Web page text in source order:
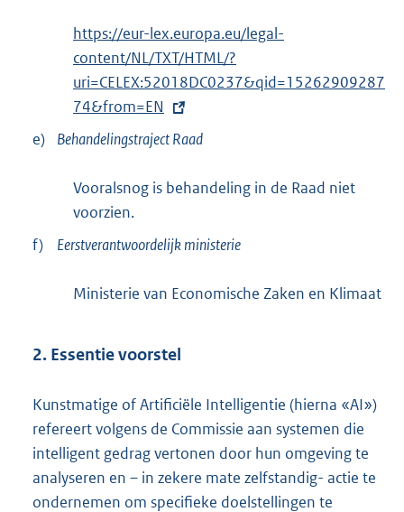
E
x
t
e
r
e
l
n
:
https://eur-lex.europa.eu/legal-
content/NL/TXT/HTML/?
uri=CELEX:52018DC0237&qid=15262909287
74&from=EN
e)
Behandelingstraject Raad
Vooralsnog is behandeling in de Raad niet
voorzien.
f)
Eerstverantwoordelijk ministerie
Ministerie van Economische Zaken en Klimaat
2. Essentie voorstel
Kunstmatige of Artificiële Intelligentie (hierna «AI»)
refereert volgens de Commissie aan systemen die
intelligent gedrag vertonen door hun omgeving te
analyseren en – in zekere mate zelfstandig- actie te
ondernemen om specifieke doelstellingen te